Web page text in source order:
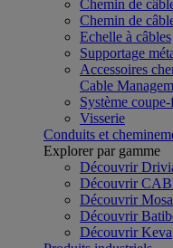
Chemin de
Chemin de
Echelle à câbles
Supportage
Accessoires
Cable
Système coupe-
Visserie
Conduits et
Explorer par gamme
Découvrir
Découvrir
Découvrir
Découvrir
Découvrir Keva